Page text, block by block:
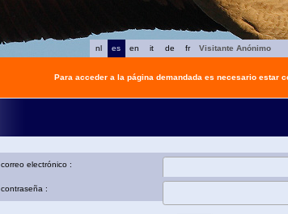
fr
de
it
en
es
nl
Visitante Anónimo
Para acceder a la página demandada es necesario estar
correo electrónico :
contraseña :